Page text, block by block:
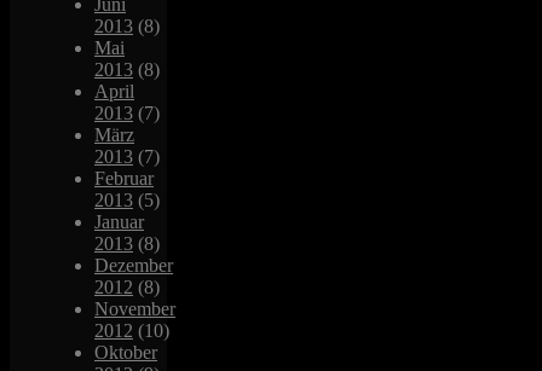
2013 (8)
Mai
2013 (8)
April
2013 (7)
März
2013 (7)
Februar
2013 (5)
Januar
2013 (8)
Dezember
2012 (8)
November
2012 (10)
Oktober